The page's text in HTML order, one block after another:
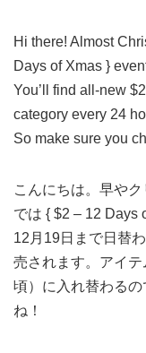
Hi there! Almost
Days of Xmas }
You’ll find all-new
category every 24
So make sure you
こんにちは。早や
では { $2 – 12 Days
12月19日まで日替
売されます。アイ
頃）に入れ替わる
ね！